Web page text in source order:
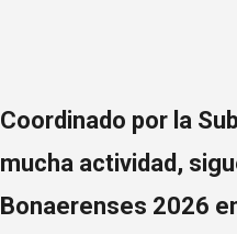
Coordinado por la
mucha actividad,
Bonaerenses 2026